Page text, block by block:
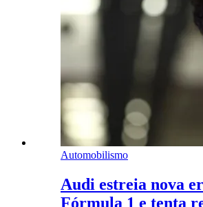
Automobilismo
Audi estreia nova
Fórmula 1 e tenta